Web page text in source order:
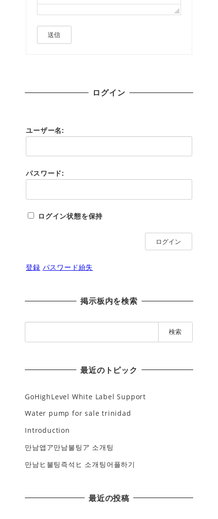
送信
ログイン
ユーザー名:
パスワード:
ログイン状態を保持
ログイン
登録 パスワード紛失
掲示板内を検索
索
最近のトピック
GoHighLevel White Label Support
Water pump for sale trinidad
Introduction
만남앱ア만남불팅ア 소개팅
만남ヒ불팅즉석ヒ 소개팅어플하기
最近の投稿